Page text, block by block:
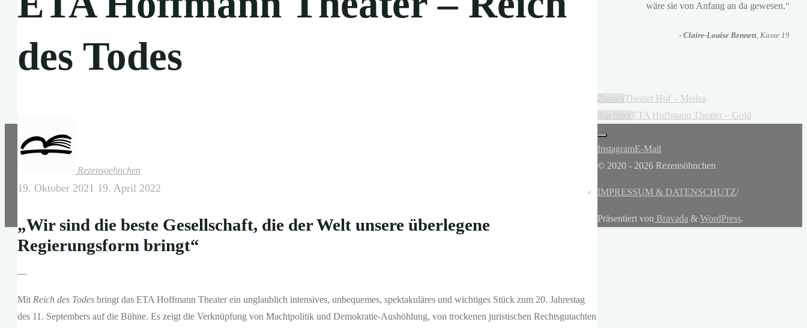
des Todes
Rezensoehnchen
19. Oktober 2021 19. April 2022
„Wir sind die beste Gesellschaft, die der Welt unsere überlegene
Regierungsform bringt“
—
Mit Reich des Todes bringt das ETA Hoffmann Theater ein unglaublich intensives, unbequemes, spektakuläres und wichtiges Stück zum 20. Jahrestag
des 11. Septembers auf die Bühne. Es zeigt die Verknüpfung von Machtpolitik und Demokratie-Aushöhlung, von trockenen juristischen Rechtsgutachten
wäre sie von Anfang an da gewesen.“
- Claire-Louise Bennett, Kasse 19
ZurückTheater Hof – Medea
NächsterETA Hoffmann Theater – Gold
InstagramE-Mail
© 2020 - 2026 Rezensöhnchen
IMPRESSUM & DATENSCHUTZ/
Präsentiert von Bravada & WordPress.